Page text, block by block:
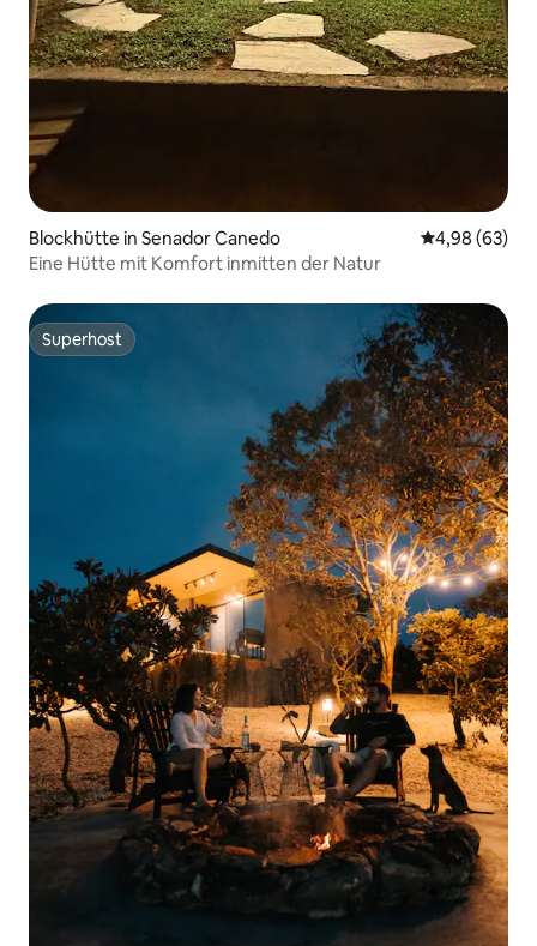
Blockhütte in Senador Canedo
4,98 (63)
Eine Hütte mit Komfort inmitten der Natur
Superhost
Superhost